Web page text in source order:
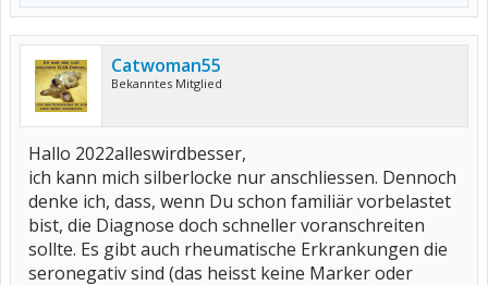
Catwoman55
Bekanntes Mitglied
Hallo 2022alleswirdbesser,
ich kann mich silberlocke nur anschliessen. Dennoch
denke ich, dass, wenn Du schon familiär vorbelastet
bist, die Diagnose doch schneller voranschreiten
sollte. Es gibt auch rheumatische Erkrankungen die
seronegativ sind (das heisst keine Marker oder